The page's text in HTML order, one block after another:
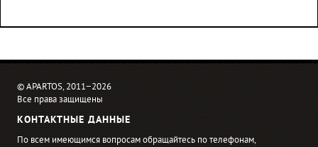
© APARTOS, 2011−2026
Все права защищены
КОНТАКТНЫЕ ДАННЫЕ
По всем имеющимся вопросам обращайтесь по телефонам,